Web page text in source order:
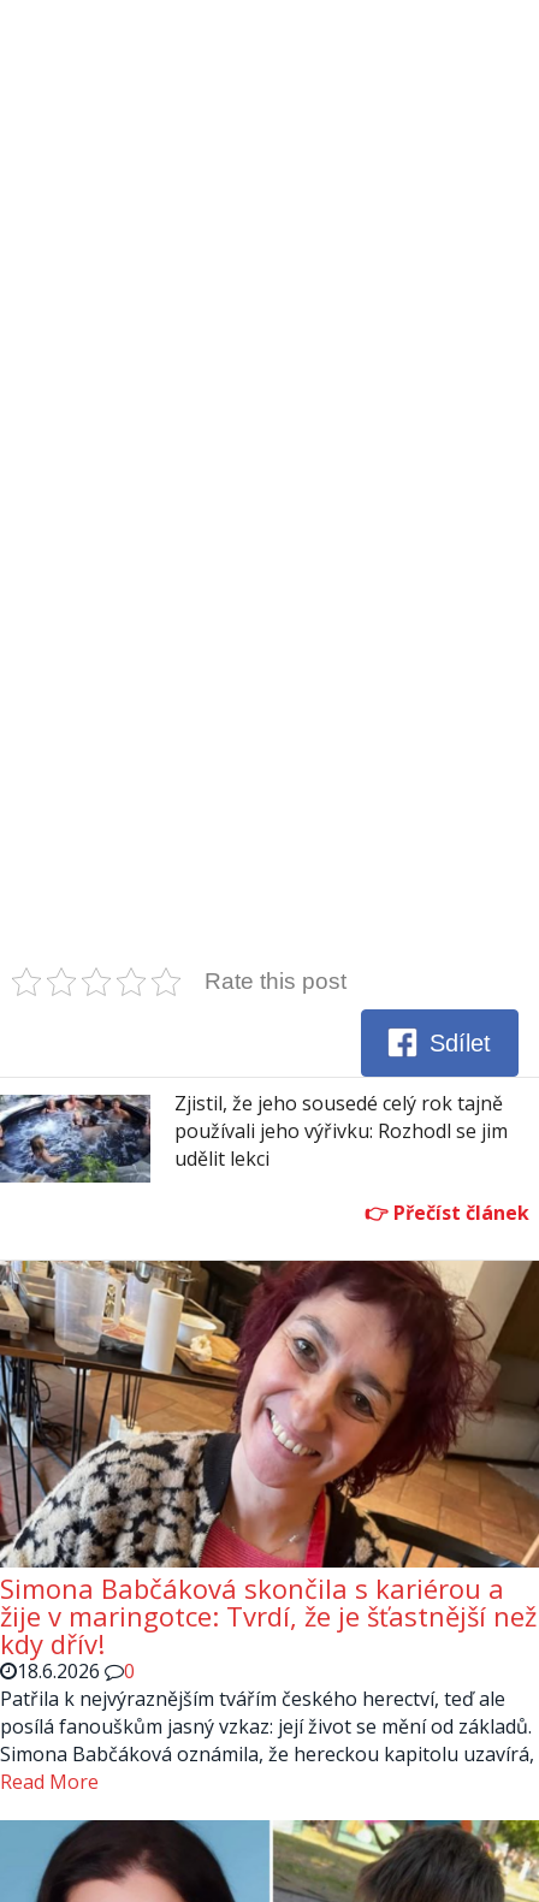
Rate this post
Sdílet
Zjistil, že jeho sousedé celý rok tajně
používali jeho výřivku: Rozhodl se jim
udělit lekci
Simona Babčáková skončila s kariérou a
žije v maringotce: Tvrdí, že je šťastnější než
kdy dřív!
18.6.2026
0
Patřila k nejvýraznějším tvářím českého herectví, teď ale
posílá fanouškům jasný vzkaz: její život se mění od základů.
Simona Babčáková oznámila, že hereckou kapitolu uzavírá,
Read More